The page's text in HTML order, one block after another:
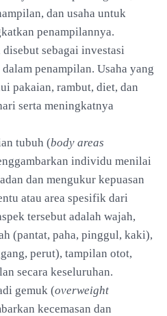
dan usaha untuk
penampilannya.
sebagai investasi
penampilan. Usaha yang
pakaian, rambut, diet, dan
serta meningkatnya
tubuh (body areas
individu menilai
dan mengukur kepuasan
atau area spesifik dari
tersebut adalah wajah,
(pantat, paha, pinggul, kaki),
perut), tampilan otot,
secara keseluruhan.
gemuk (overweight
kecemasan dan